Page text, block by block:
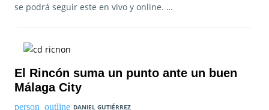
se podrá seguir este en vivo y online. …
El Rincón suma un punto ante un buen
Málaga City
DANIEL GUTIÉRREZ